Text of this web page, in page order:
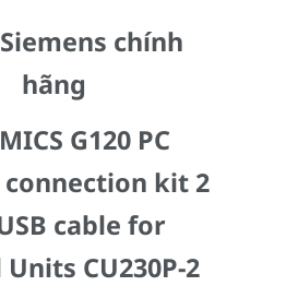
chính
hãng
G120 PC
kit 2
cable for
CU230P-2